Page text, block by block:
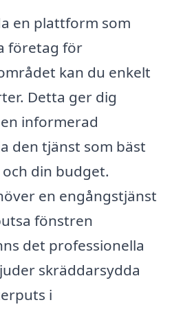
en plattform som
företag för
kan du enkelt
Detta ger dig
informerad
den tjänst som bäst
din budget.
en engångstjänst
fönstren
det professionella
skräddarsydda
i